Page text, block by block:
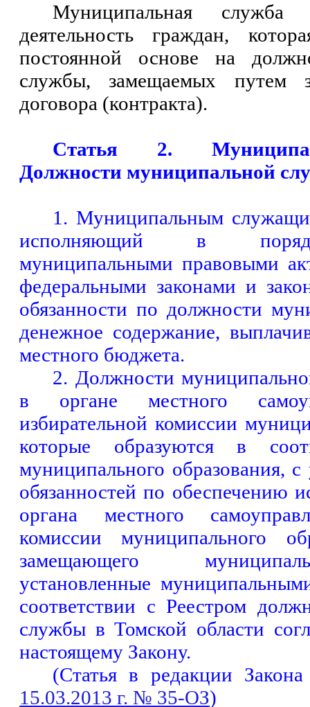
Муниципальная служба
деятельность граждан,
постоянной основе на
службы, замещаемых путем
договора (контракта).
Статья 2.
Должности муниципальной
1. Муниципальным
исполняющий в
муниципальными правовыми
федеральными законами и
обязанности по должности
денежное содержание,
местного бюджета.
2. Должности
в органе местного
избирательной комиссии
которые образуются в
муниципального образования,
обязанностей по обеспечению
органа местного
комиссии муниципального
замещающего
установленные
соответствии с Реестром
службы в Томской области
настоящему Закону.
(Статья в редакции Закона
15.03.2013 г. № 35-ОЗ)